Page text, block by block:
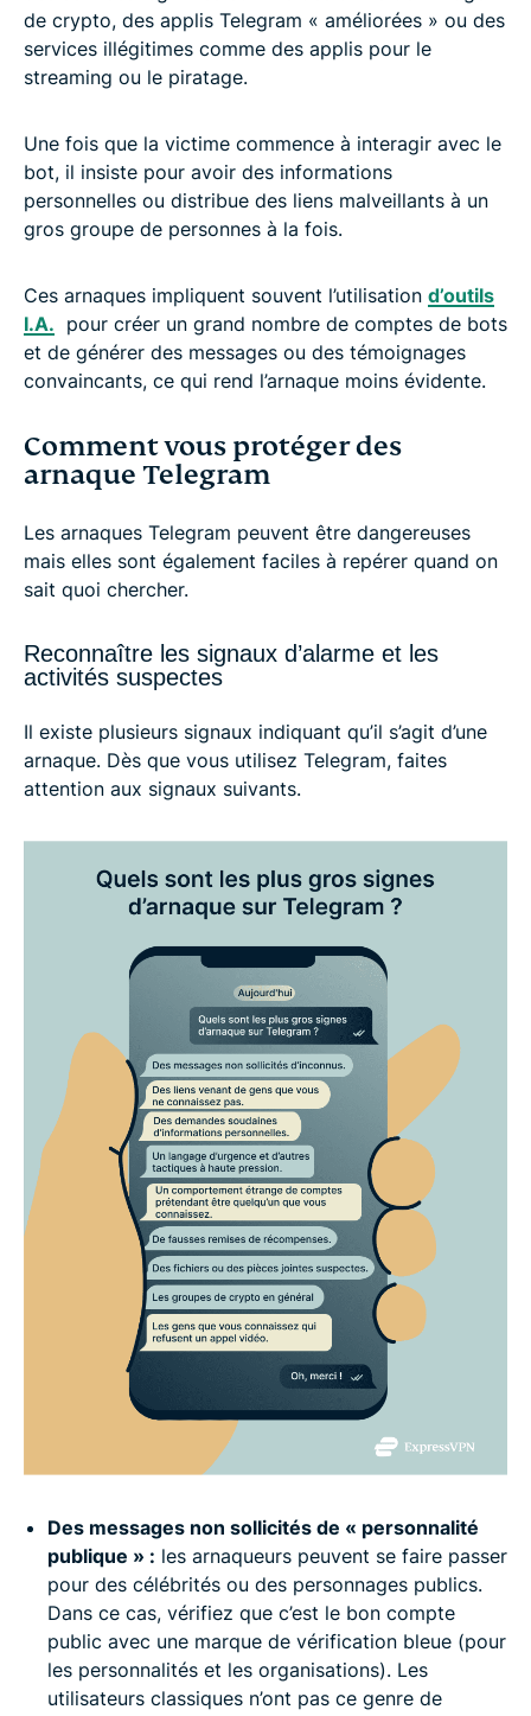
de crypto, des applis Telegram « améliorées » ou des
services illégitimes comme des applis pour le
streaming ou le piratage.
Une fois que la victime commence à interagir avec le
bot, il insiste pour avoir des informations
personnelles ou distribue des liens malveillants à un
gros groupe de personnes à la fois.
Ces arnaques impliquent souvent l’utilisation d’outils
I.A. pour créer un grand nombre de comptes de bots
et de générer des messages ou des témoignages
convaincants, ce qui rend l’arnaque moins évidente.
Comment vous protéger des
arnaque Telegram
Les arnaques Telegram peuvent être dangereuses
mais elles sont également faciles à repérer quand on
sait quoi chercher.
Reconnaître les signaux d’alarme et les
activités suspectes
Il existe plusieurs signaux indiquant qu’il s’agit d’une
arnaque. Dès que vous utilisez Telegram, faites
attention aux signaux suivants.
Des messages non sollicités de « personnalité
publique » : les arnaqueurs peuvent se faire passer
pour des célébrités ou des personnages publics.
Dans ce cas, vérifiez que c’est le bon compte
public avec une marque de vérification bleue (pour
les personnalités et les organisations). Les
utilisateurs classiques n’ont pas ce genre de